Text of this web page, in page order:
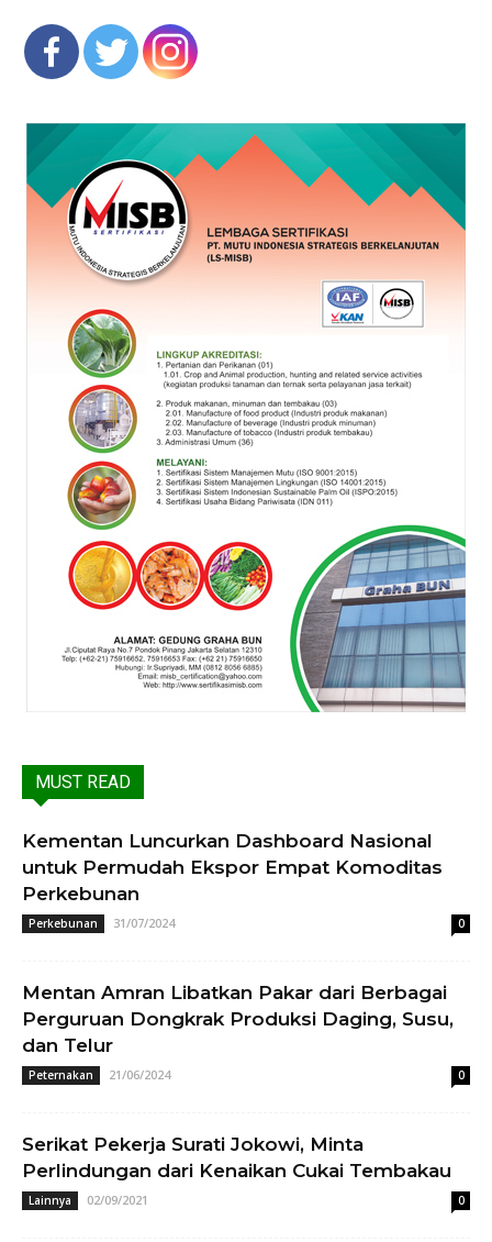
MUST READ
Kementan Luncurkan Dashboard Nasional
untuk Permudah Ekspor Empat Komoditas
Perkebunan
Perkebunan 31/07/2024 0
Mentan Amran Libatkan Pakar dari Berbagai
Perguruan Dongkrak Produksi Daging, Susu,
dan Telur
Peternakan 21/06/2024 0
Serikat Pekerja Surati Jokowi, Minta
Perlindungan dari Kenaikan Cukai Tembakau
Lainnya 02/09/2021 0